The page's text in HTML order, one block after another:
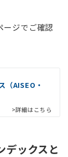
ージでご確認
（AISEO・
>詳細はこちら
デックスと